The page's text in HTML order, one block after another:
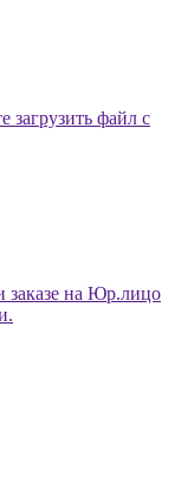
файл с
заказе на Юр.лицо